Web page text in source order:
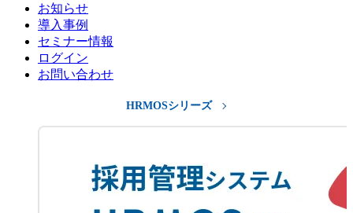
お知らせ
導入事例
セミナー情報
ログイン
お問い合わせ
HRMOSシリーズ